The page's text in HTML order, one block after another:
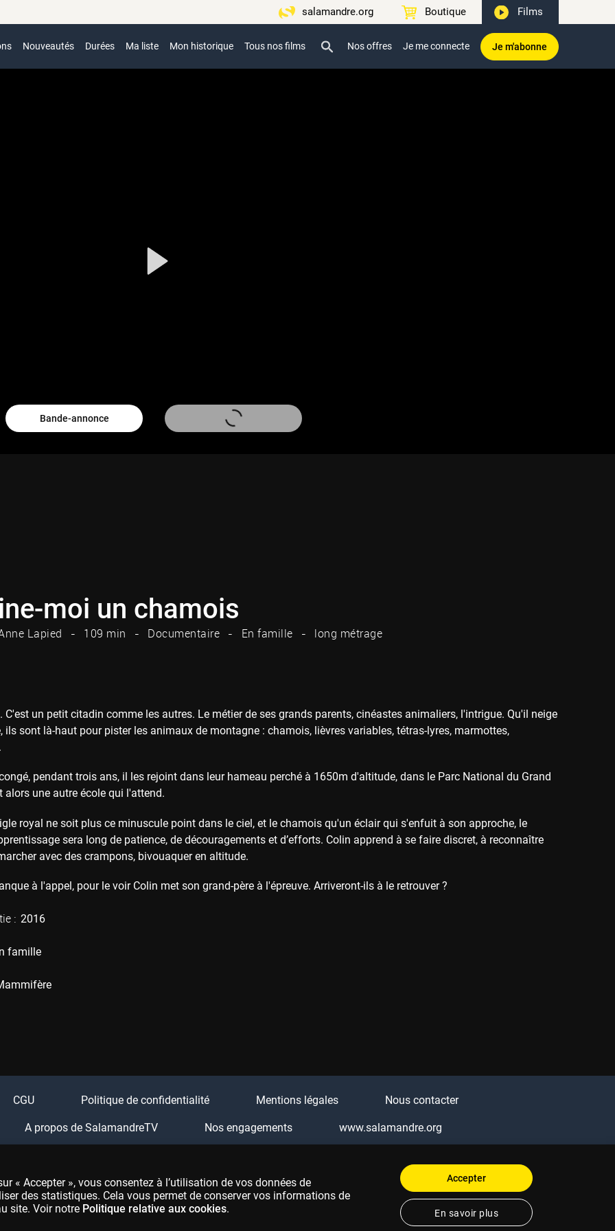
salamandre.org Boutique Films
Nouveautés Durées Ma liste Mon historique Tous nos films Nos offres Je me connecte Je m'abonne
Bande-annonce
moi un chamois
Lapied 109 min Documentaire En famille long métrage
C'est un petit citadin comme les autres. Le métier de ses grands parents, cinéastes animaliers, l'intrigue. Qu'il neige
ils sont là-haut pour pister les animaux de montagne : chamois, lièvres variables, tétras-lyres, marmottes,
pendant trois ans, il les rejoint dans leur hameau perché à 1650m d'altitude, dans le Parc National du Grand
alors une autre école qui l'attend.
royal ne soit plus ce minuscule point dans le ciel, et le chamois qu'un éclair qui s'enfuit à son approche, le
sera long de patience, de découragements et d’efforts. Colin apprend à se faire discret, à reconnaître
avec des crampons, bivouaquer en altitude.
à l'appel, pour le voir Colin met son grand-père à l'épreuve. Arriveront-ils à le retrouver ?
: 2016
famille
CGU Politique de confidentialité Mentions légales Nous contacter
A propos de SalamandreTV Nos engagements www.salamandre.org
« Accepter », vous consentez à l’utilisation de vos données de
des statistiques. Cela vous permet de conserver vos informations de
site. Voir notre Politique relative aux cookies.
Accepter
En savoir plus